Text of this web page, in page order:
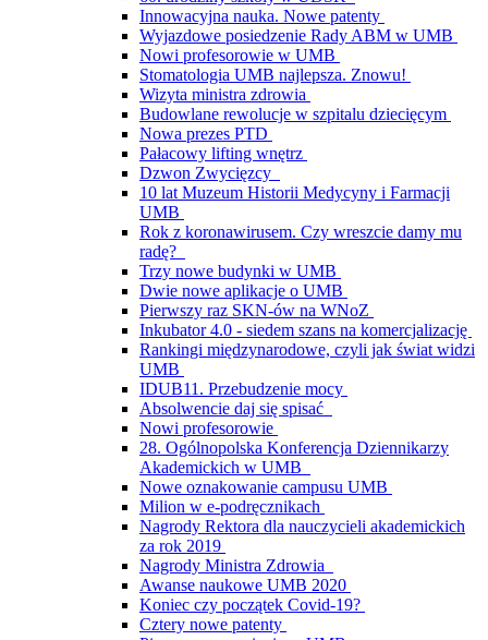
Innowacyjna nauka. Nowe patenty
Wyjazdowe posiedzenie Rady ABM w UMB
Nowi profesorowie w UMB
Stomatologia UMB najlepsza. Znowu!
Wizyta ministra zdrowia
Budowlane rewolucje w szpitalu dziecięcym
Nowa prezes PTD
Pałacowy lifting wnętrz
Dzwon Zwycięzcy
10 lat Muzeum Historii Medycyny i Farmacji
UMB
Rok z koronawirusem. Czy wreszcie damy mu
radę?
Trzy nowe budynki w UMB
Dwie nowe aplikacje o UMB
Pierwszy raz SKN-ów na WNoZ
Inkubator 4.0 - siedem szans na komercjalizację
Rankingi międzynarodowe, czyli jak świat widzi
UMB
IDUB11. Przebudzenie mocy
Absolwencie daj się spisać
Nowi profesorowie
28. Ogólnopolska Konferencja Dziennikarzy
Akademickich w UMB
Nowe oznakowanie campusu UMB
Milion w e-podręcznikach
Nagrody Rektora dla nauczycieli akademickich
za rok 2019
Nagrody Ministra Zdrowia
Awanse naukowe UMB 2020
Koniec czy początek Covid-19?
Cztery nowe patenty